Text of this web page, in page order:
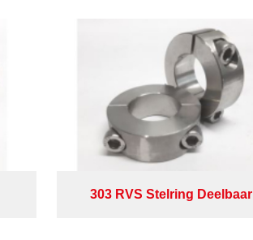
303 RVS Stelring Deelbaar